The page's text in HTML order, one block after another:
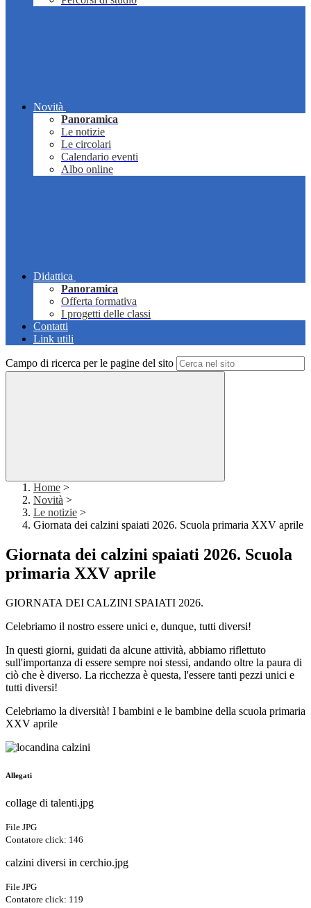
Novità
Panoramica
Le notizie
Le circolari
Calendario eventi
Albo online
Didattica
Panoramica
Offerta formativa
I progetti delle classi
Contatti
Link utili
Campo di ricerca per le pagine del sito
Home >
Novità >
Le notizie >
Giornata dei calzini spaiati 2026. Scuola primaria XXV aprile
Giornata dei calzini spaiati 2026. Scuola
primaria XXV aprile
GIORNATA DEI CALZINI SPAIATI 2026.
Celebriamo il nostro essere unici e, dunque, tutti diversi!
In questi giorni, guidati da alcune attività, abbiamo riflettuto
sull'importanza di essere sempre noi stessi, andando oltre la paura di
ciò che è diverso. La ricchezza è questa, l'essere tanti pezzi unici e
tutti diversi!
Celebriamo la diversità! I bambini e le bambine della scuola primaria
XXV aprile
Allegati
collage di talenti.jpg
File JPG
Contatore click: 146
calzini diversi in cerchio.jpg
File JPG
Contatore click: 119